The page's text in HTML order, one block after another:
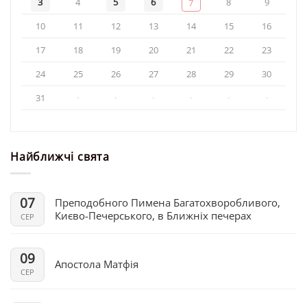
7
10
11 12 13 14 15
16
17
18 19 20 21 22
23
24
25 26 27 28 29
30
31
· · · · · ·
Найближчі свята
07
СЕР
Преподобного Пимена Багатохворобливого,
Києво-Печерського, в Ближніх печерах
09
СЕР
Апостола Матфія